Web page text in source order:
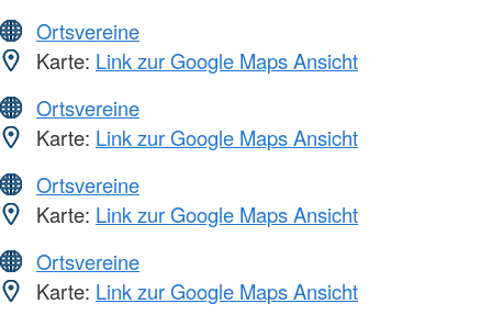
Ortsvereine
Karte: Link zur Google Maps Ansicht
Ortsvereine
Karte: Link zur Google Maps Ansicht
Ortsvereine
Karte: Link zur Google Maps Ansicht
Ortsvereine
Karte: Link zur Google Maps Ansicht